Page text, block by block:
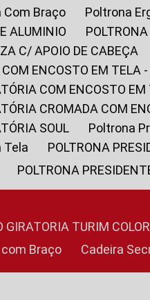
Com Braço
Poltrona
ALUMINIO
C/ APOIO DE CABEÇA
COM ENCOSTO EM TELA
COM ENCOSTO
CROMADA COM
SOUL
Poltrona
Tela
POLTRONA
POLTRONA
GIRATORIA TURIM
com Braço
Cadeira